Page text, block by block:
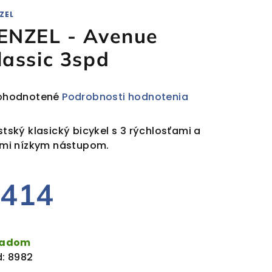
- Avenue
3spd
Podrobnosti hodnotenia
klasický bicykel s 3 rýchlosťami a
nízkym nástupom.
8982